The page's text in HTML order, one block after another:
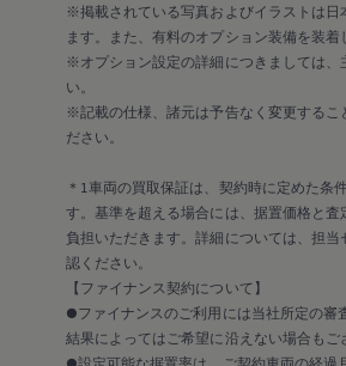
※掲載されている写真およびイラストは日
ます。また、有料のオプション装備を装着
※オプション設定の詳細につきましては、
い。
※記載の仕様、諸元は予告なく変更するこ
ださい。
＊1車両の買取保証は、契約時に定めた条
す。基準を超える場合には、据置価格と
負担いただきます。詳細については、担
認ください。
【ファイナンス契約について】
●ファイナンスのご利用には当社所定の審
結果によってはご希望に沿えない場合もご